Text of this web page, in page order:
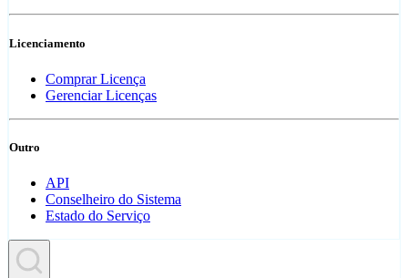
Licenciamento
Comprar Licença
Gerenciar Licenças
Outro
API
Conselheiro do Sistema
Estado do Serviço